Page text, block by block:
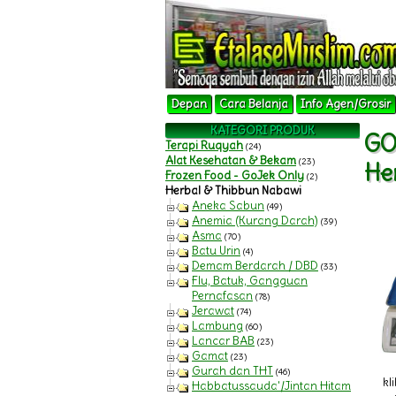
Depan Cara Belanja Info Agen/Grosir
KATEGORI PRODUK
Terapi Ruqyah (24)
Alat Kesehatan & Bekam (23)
Frozen Food - GoJek Only (2)
Herbal & Thibbun Nabawi
Aneka Sabun (49)
Anemia (Kurang Darah) (39)
Asma (70)
Batu Urin (4)
Demam Berdarah / DBD (33)
Flu, Batuk, Gangguan
Pernafasan (78)
Jerawat (74)
Lambung (60)
Lancar BAB (23)
Gamat (23)
Gurah dan THT (46)
Habbatussauda'/Jintan Hitam